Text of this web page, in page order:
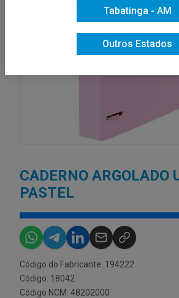
CADERNO ARGOLADO
PASTEL
Código do Fabricante: 194222
Código: 18042
Código NCM: 48202000
Tabatinga - AM
Outros Estados